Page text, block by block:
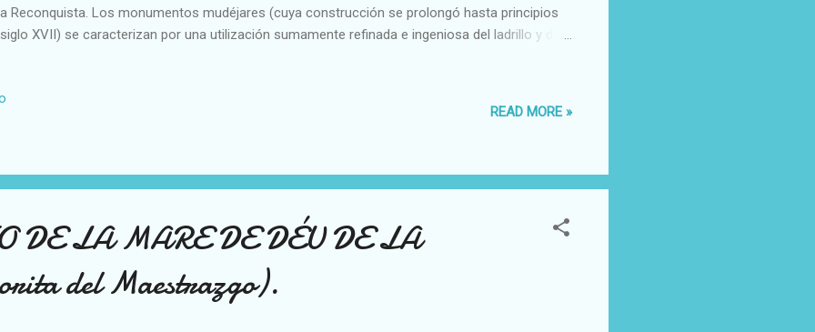
Reconquista. Los monumentos mudéjares (cuya construcción se prolongó hasta principios
XVII) se caracterizan por una utilización sumamente refinada e ingeniosa del ladrillo y de
por sus otras tres torres (S. Martín, S. Pedro y la de la catedral) y por el cimborrio y
de esta última. El mu déjar es especial. Es fruto de la convivencia (los mudéjares son
que vivieron en territorio cristiano durante la conquista) y la revancha por los
READ MORE »
DE LA MARE DE DÉU DE LA
del Maestrazgo).